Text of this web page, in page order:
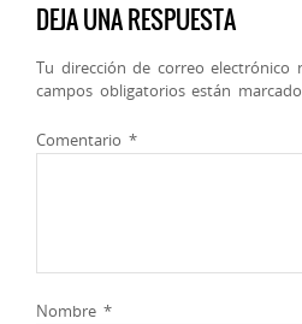
DEJA UNA RESPUESTA
Tu dirección de correo electrónico
campos obligatorios están
Comentario *
Nombre *